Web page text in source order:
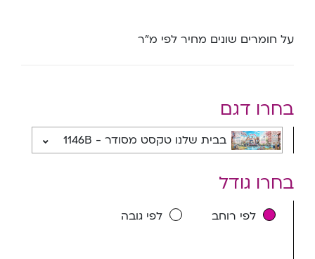
על חומרים שונים מחיר לפי מ”ר
בחרו דגם
בבית שלנו טקסט מסודר - 1146B
בחרו גודל
לפי רוחב לפי גובה